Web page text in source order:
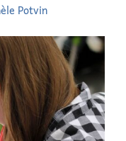
Potvin